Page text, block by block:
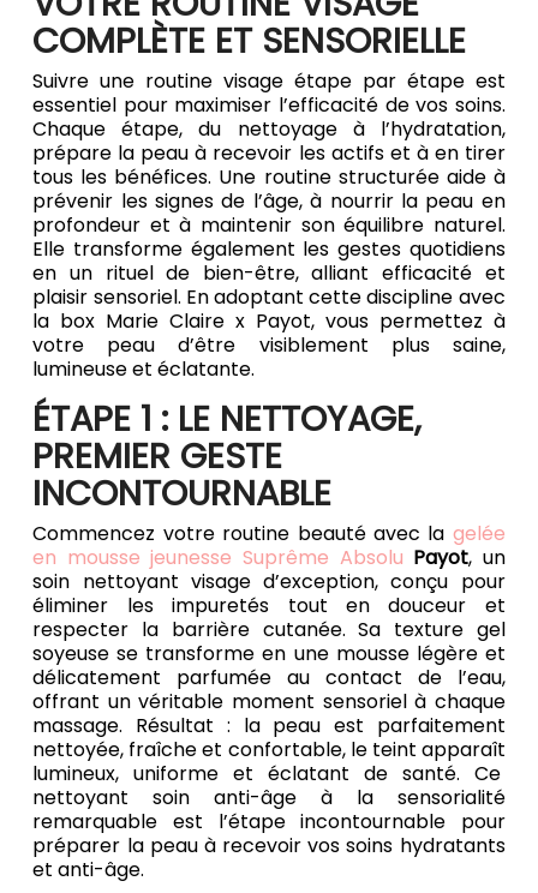
COMPLÈTE ET SENSORIELLE
Suivre une routine visage étape par étape est
essentiel pour maximiser l’efficacité de vos soins.
Chaque étape, du nettoyage à l’hydratation,
prépare la peau à recevoir les actifs et à en tirer
tous les bénéfices. Une routine structurée aide à
prévenir les signes de l’âge, à nourrir la peau en
profondeur et à maintenir son équilibre naturel.
Elle transforme également les gestes quotidiens
en un rituel de bien-être, alliant efficacité et
plaisir sensoriel. En adoptant cette discipline avec
la box Marie Claire x Payot, vous permettez à
votre peau d’être visiblement plus saine,
lumineuse et éclatante.
ÉTAPE 1 : LE NETTOYAGE,
PREMIER GESTE
INCONTOURNABLE
Commencez votre routine beauté avec la gelée
en mousse jeunesse Suprême Absolu Payot, un
soin nettoyant visage d’exception, conçu pour
éliminer les impuretés tout en douceur et
respecter la barrière cutanée. Sa texture gel
soyeuse se transforme en une mousse légère et
délicatement parfumée au contact de l’eau,
offrant un véritable moment sensoriel à chaque
massage. Résultat : la peau est parfaitement
nettoyée, fraîche et confortable, le teint apparaît
lumineux, uniforme et éclatant de santé. Ce
nettoyant soin anti-âge à la sensorialité
remarquable est l’étape incontournable pour
préparer la peau à recevoir vos soins hydratants
et anti-âge.